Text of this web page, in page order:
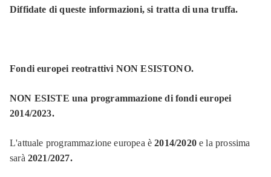
Diffidate di queste informazioni, si tratta di una truffa.
Fondi europei reotrattivi NON ESISTONO.
NON ESISTE una programmazione di fondi europei
2014/2023.
L'attuale programmazione europea è2014/2020ela prossima
sarà 2021/2027.